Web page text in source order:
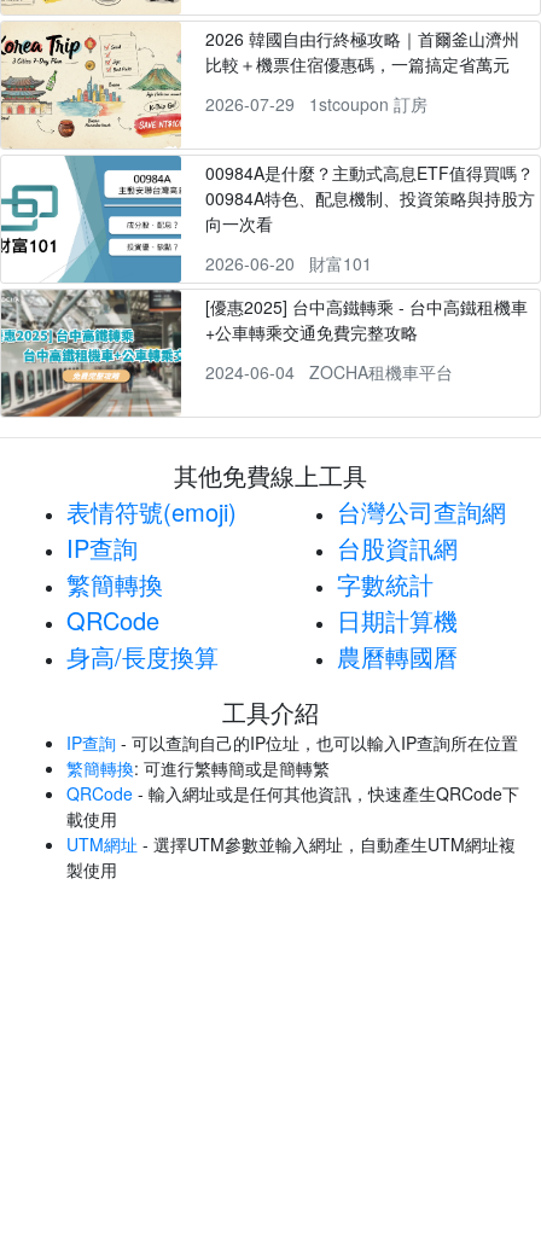
2026 韓國自由行終極攻略｜首爾釜山濟州
比較＋機票住宿優惠碼，一篇搞定省萬元
2026-07-29
1stcoupon 訂房
00984A是什麼？主動式高息ETF值得買嗎？
00984A特色、配息機制、投資策略與持股方
向一次看
2026-06-20
財富101
[優惠2025] 台中高鐵轉乘 - 台中高鐵租機車
+公車轉乘交通免費完整攻略
2024-06-04
ZOCHA租機車平台
其他免費線上工具
表情符號(emoji)
IP查詢
繁簡轉換
QRCode
身高/長度換算
台灣公司查詢網
台股資訊網
字數統計
日期計算機
農曆轉國曆
工具介紹
IP查詢 - 可以查詢自己的IP位址，也可以輸入IP查詢所在位置
繁簡轉換: 可進行繁轉簡或是簡轉繁
QRCode - 輸入網址或是任何其他資訊，快速產生QRCode下
載使用
UTM網址 - 選擇UTM參數並輸入網址，自動產生UTM網址複
製使用